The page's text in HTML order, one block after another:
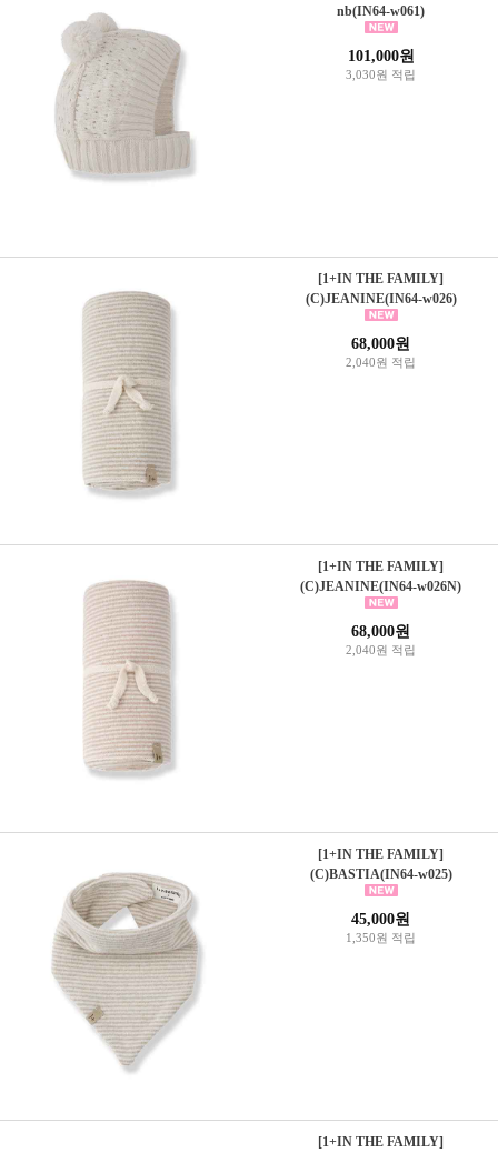
nb(IN64-w061)
101,000원
3,030원 적립
[1+IN THE FAMILY]
(C)JEANINE(IN64-w026)
68,000원
2,040원 적립
[1+IN THE FAMILY]
(C)JEANINE(IN64-w026N)
68,000원
2,040원 적립
[1+IN THE FAMILY]
(C)BASTIA(IN64-w025)
45,000원
1,350원 적립
[1+IN THE FAMILY]